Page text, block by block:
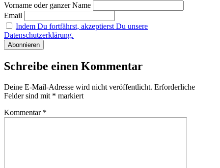
Vorname oder ganzer Name
Email
Indem Du fortfährst, akzeptierst Du unsere
Datenschutzerklärung.
Schreibe einen Kommentar
Deine E-Mail-Adresse wird nicht veröffentlicht. Erforderliche
Felder sind mit * markiert
Kommentar *